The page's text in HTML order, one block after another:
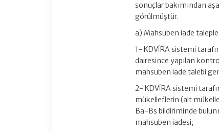
sonuçlar bakımından
görülmüştür.
a) Mahsuben iade
1- KDVİRA sistemi
dairesince yapılan
mahsuben iade talebi
2- KDVİRA sistemi
mükelleflerin (alt
Ba-Bs bildiriminde
mahsuben iadesi;